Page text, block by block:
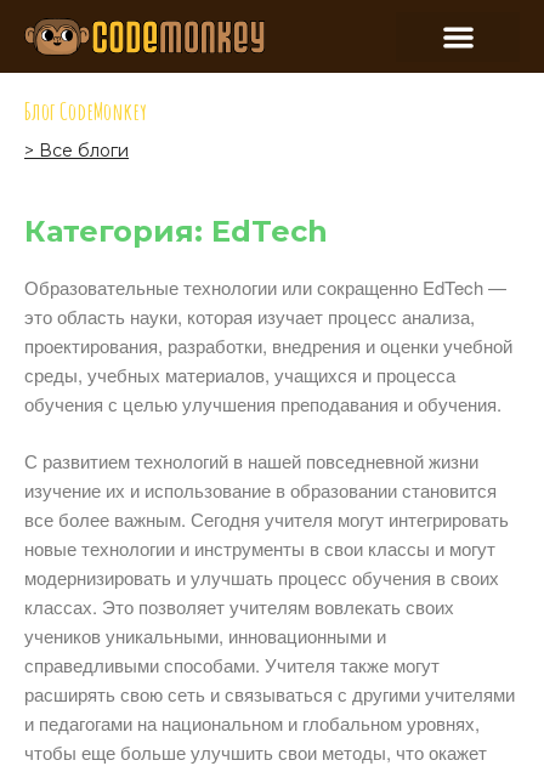
Блог CodeMonkey
> Все блоги
Категория: EdTech
Образовательные технологии или сокращенно EdTech —
это область науки, которая изучает процесс анализа,
проектирования, разработки, внедрения и оценки учебной
среды, учебных материалов, учащихся и процесса
обучения с целью улучшения преподавания и обучения.
С развитием технологий в нашей повседневной жизни
изучение их и использование в образовании становится
все более важным. Сегодня учителя могут интегрировать
новые технологии и инструменты в свои классы и могут
модернизировать и улучшать процесс обучения в своих
классах. Это позволяет учителям вовлекать своих
учеников уникальными, инновационными и
справедливыми способами. Учителя также могут
расширять свою сеть и связываться с другими учителями
и педагогами на национальном и глобальном уровнях,
чтобы еще больше улучшить свои методы, что окажет